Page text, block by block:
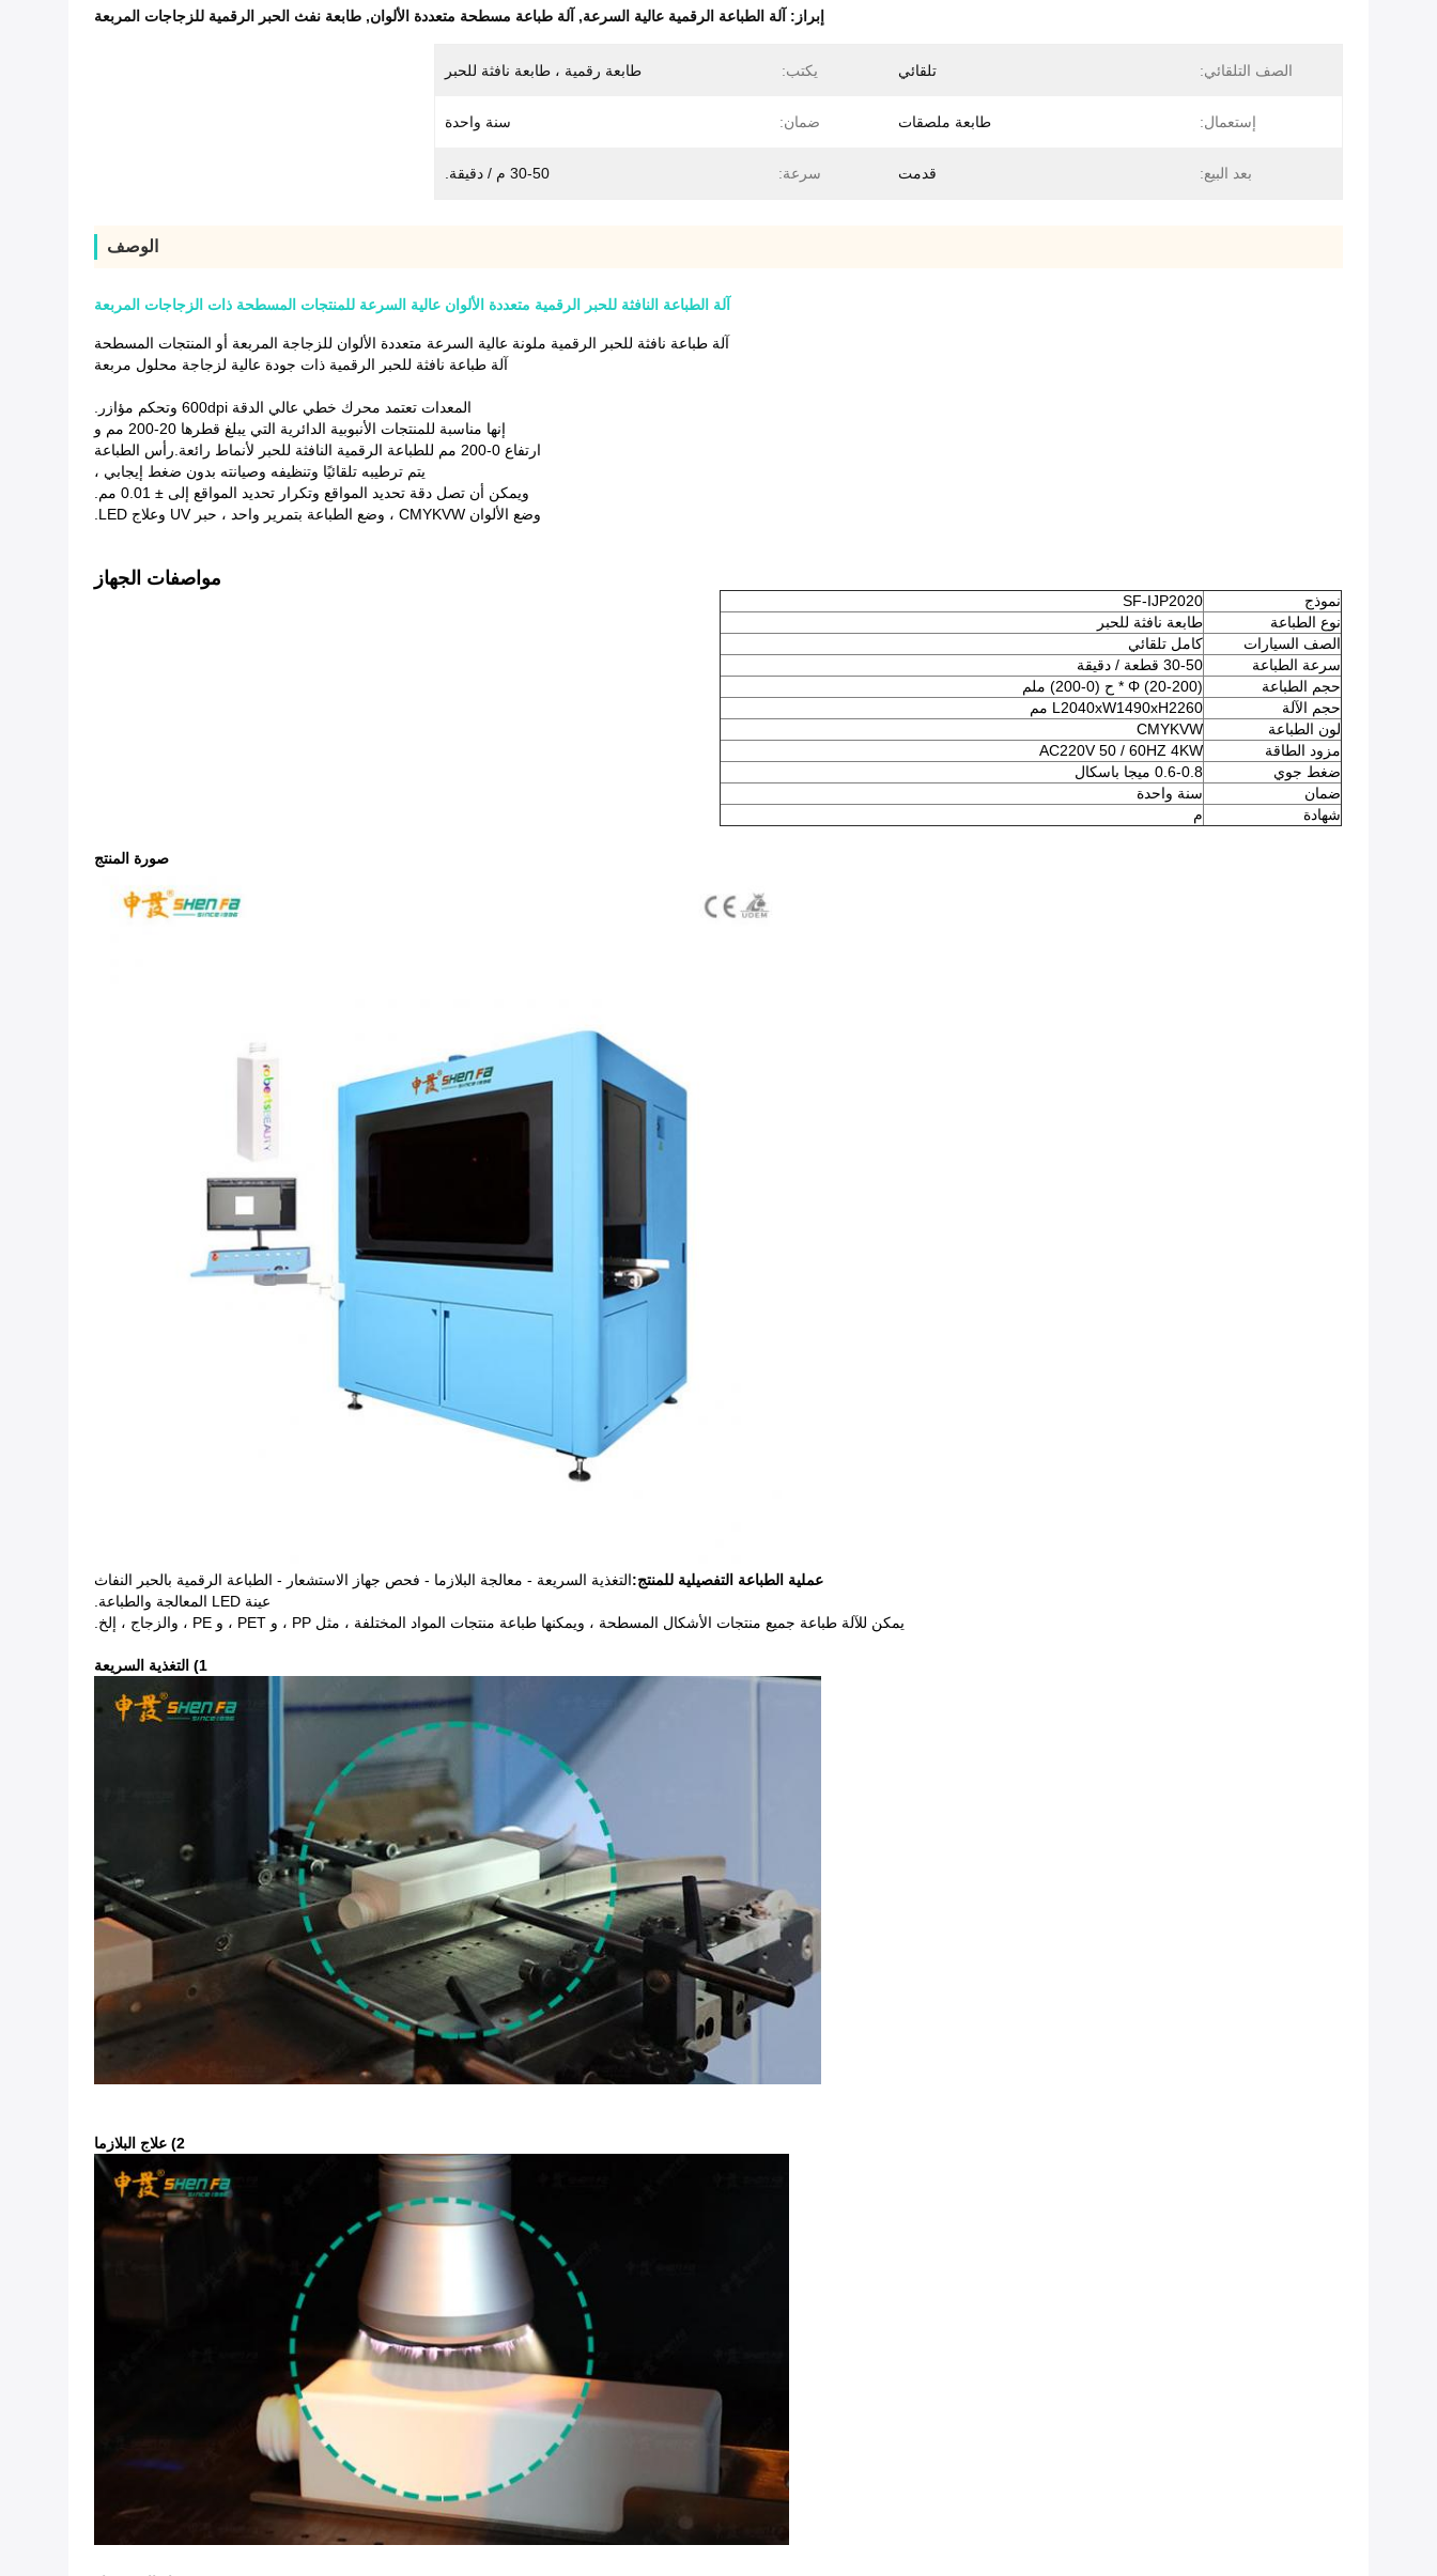
إبراز: آلة الطباعة الرقمية عالية السرعة, آلة طباعة مسطحة متعددة الألوان, طابعة نفث الحبر الرقمية للزجاجات المربعة
الصف التلقائي: تلقائي يكتب: طابعة رقمية ، طابعة نافثة للحبر
إستعمال: طابعة ملصقات ضمان: سنة واحدة
بعد البيع: قدمت سرعة: 30-50 م / دقيقة.
الوصف
آلة الطباعة النافثة للحبر الرقمية متعددة الألوان عالية السرعة للمنتجات المسطحة ذات الزجاجات المربعة
آلة طباعة نافثة للحبر الرقمية ملونة عالية السرعة متعددة الألوان للزجاجة المربعة أو المنتجات المسطحة
آلة طباعة نافثة للحبر الرقمية ذات جودة عالية لزجاجة محلول مربعة
المعدات تعتمد محرك خطي عالي الدقة 600dpi وتحكم مؤازر.
إنها مناسبة للمنتجات الأنبوبية الدائرية التي يبلغ قطرها 20-200 مم و
ارتفاع 0-200 مم للطباعة الرقمية النافثة للحبر لأنماط رائعة.رأس الطباعة
يتم ترطيبه تلقائيًا وتنظيفه وصيانته بدون ضغط إيجابي ،
ويمكن أن تصل دقة تحديد المواقع وتكرار تحديد المواقع إلى ± 0.01 مم.
وضع الألوان CMYKVW ، وضع الطباعة بتمرير واحد ، حبر UV وعلاج LED.
مواصفات الجهاز
نموذج
SF-IJP2020
نوع الطباعة
طابعة نافثة للحبر
الصف السيارات
كامل تلقائي
سرعة الطباعة
30-50 قطعة / دقيقة
حجم الطباعة
Φ (20-200) * ح (0-200) ملم
حجم الآلة
L2040xW1490xH2260 مم
لون الطباعة
CMYKVW
مزود الطاقة
AC220V 50 / 60HZ 4KW
ضغط جوي
0.6-0.8 ميجا باسكال
ضمان
سنة واحدة
شهادة
م
صورة المنتج
عملية الطباعة التفصيلية للمنتج:التغذية السريعة - معالجة البلازما - فحص جهاز الاستشعار - الطباعة الرقمية بالحبر النفاث
عينة LED المعالجة والطباعة.
يمكن للآلة طباعة جميع منتجات الأشكال المسطحة ، ويمكنها طباعة منتجات المواد المختلفة ، مثل PP ، و PET ، و PE ، والزجاج ، إلخ.
1) التغذية السريعة
2) علاج البلازما